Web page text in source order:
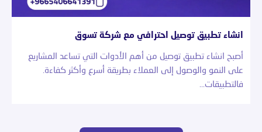
انشاء تطبيق توصيل احترافي مع شركة تسوق
أصبح انشاء تطبيق توصيل من أهم الأدوات التي تساعد المشاريع
على النمو والوصول إلى العملاء بطريقة أسرع وأكثر كفاءة.
فالتطبيقات…